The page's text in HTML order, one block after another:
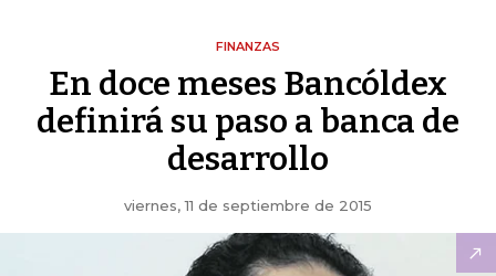
FINANZAS
En doce meses Bancóldex
definirá su paso a banca de
desarrollo
viernes, 11 de septiembre de 2015